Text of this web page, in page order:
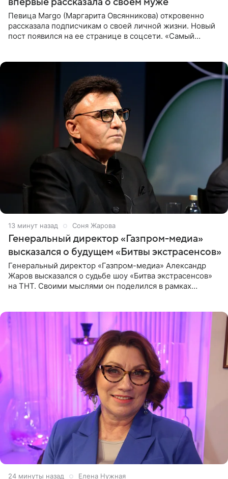
Певица Margo (Маргарита Овсянникова) откровенно
рассказала подписчикам о своей личной жизни. Новый
пост появился на ее странице в соцсети. «Самый
13 минут назад Соня Жарова
Генеральный директор «Газпром-медиа»
высказался о будущем «Битвы экстрасенсов»
Генеральный директор «Газпром-медиа» Александр
Жаров высказался о судьбе шоу «Битва экстрасенсов»
на ТНТ. Своими мыслями он поделился в рамках
24 минуты назад Елена Нужная